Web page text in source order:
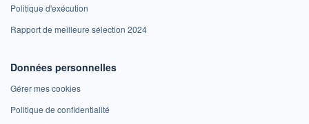
Politique d'exécution
Rapport de meilleure sélection 2024
Données personnelles
Gérer mes cookies
Politique de confidentialité